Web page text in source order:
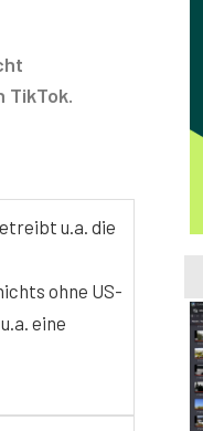
TikTok.
u.a. die
ohne US-
eine